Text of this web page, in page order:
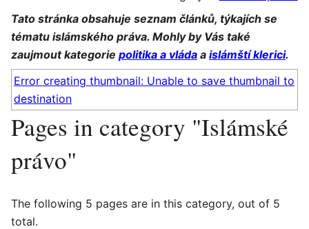
Tato stránka obsahuje seznam článků, týkajích se
tématu islámského práva. Mohly by Vás také
zaujmout kategorie politika a vláda a islámští klerici.
Error creating thumbnail: Unable to save thumbnail to
destination
Pages in category "Islámské
právo"
The following 5 pages are in this category, out of 5
total.